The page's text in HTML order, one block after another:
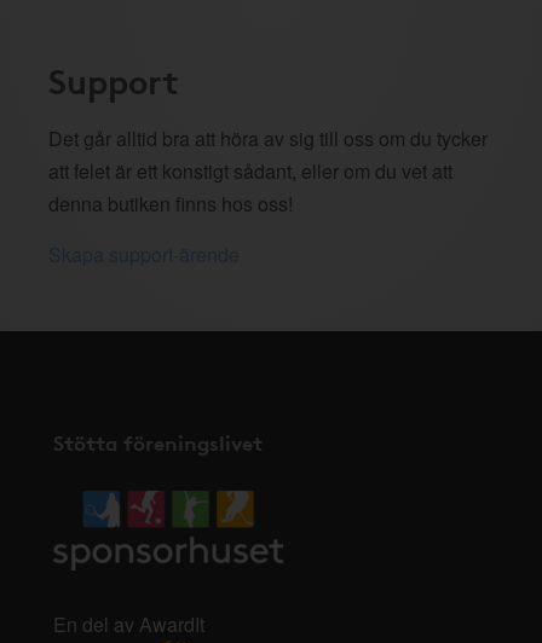
Support
Det går alltid bra att höra av sig till oss om du tycker
att felet är ett konstigt sådant, eller om du vet att
denna butiken finns hos oss!
Stötta föreningslivet
En del av AwardIt